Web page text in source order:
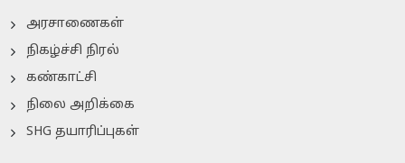
அரசாணைகள்
நிகழ்ச்சி நிரல்
கண்காட்சி
நிலை அறிக்கை
SHG தயாரிப்புகள்